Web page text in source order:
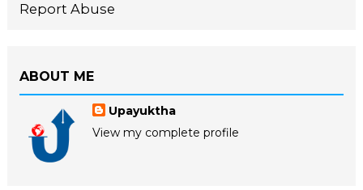
Report Abuse
ABOUT ME
Upayuktha
View my complete profile